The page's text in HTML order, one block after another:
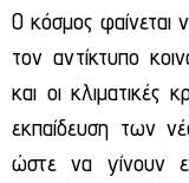
Ο κόσμος φαίνεται
τον αντίκτυπο
και οι κλιματικές
εκπαίδευση των
ώστε να γίνουν